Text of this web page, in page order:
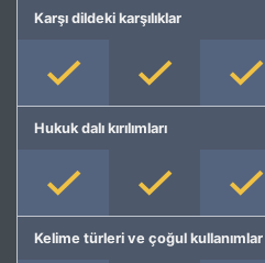
Karşı dildeki karşılıklar
Hukuk dalı kırılımları
Kelime türleri ve çoğul kullanımlar